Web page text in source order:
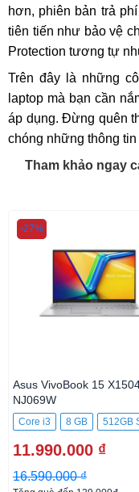
hơn, phiên bản trả
tiên tiến như bảo vệ
Protection tương tự
Trên đây là những
laptop mà bạn cần
áp dụng. Đừng quên
chóng những thông
Tham khảo ngay
Asus VivoBook 15
NJ069W
Core i3 8 GB 512GB
11.990.000 ₫
16.590.000 ₫
-27%